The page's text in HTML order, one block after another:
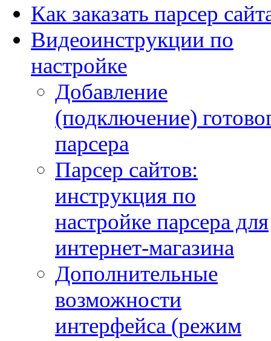
Как заказать парсер
Видеоинструкции по
настройке
Добавление
(подключение)
парсера
Парсер сайтов:
инструкция по
настройке парсера для
интернет-магазина
Дополнительные
возможности
интерфейса (режим